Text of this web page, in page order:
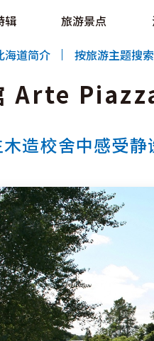
Tourism Site
HOKKAIDO LOVE!
辑 旅游景点
海道简介
按旅游主题搜索
Arte
造校舍中感受静